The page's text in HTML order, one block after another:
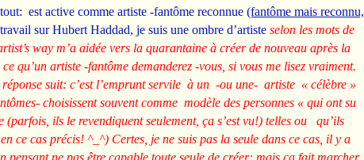
est active comme artiste -fantôme reconnue (fantôme mais reconnu,
travail sur Hubert Haddad, je suis une ombre d’artiste selon les mots de
way m’a aidée vers la quarantaine à créer de nouveau après la
qu’un artiste -fantôme demanderez -vous, si vous me lisez vraiment.
suit: c’est l’emprunt servile à un -ou une- artiste « célèbre »
choisissent souvent comme modèle des personnes « qui ont su
(parfois, ils le revendiquent seulement, ça s’est vu!) telles ou qu’ils
ce cas précis! ^_^) Certes, je ne suis pas la seule dans ce cas, il y a
pensant ne pas être capable toute seule de créer; mais ça fait marcher